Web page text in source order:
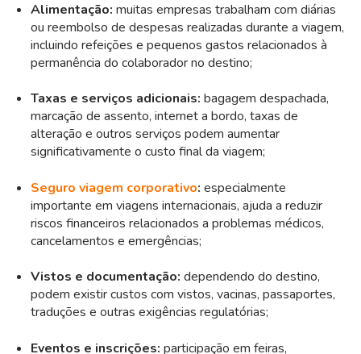
Alimentação: muitas empresas trabalham com diárias
ou reembolso de despesas realizadas durante a viagem,
incluindo refeições e pequenos gastos relacionados à
permanência do colaborador no destino;
Taxas e serviços adicionais: bagagem despachada,
marcação de assento, internet a bordo, taxas de
alteração e outros serviços podem aumentar
significativamente o custo final da viagem;
Seguro viagem corporativo: especialmente
importante em viagens internacionais, ajuda a reduzir
riscos financeiros relacionados a problemas médicos,
cancelamentos e emergências;
Vistos e documentação: dependendo do destino,
podem existir custos com vistos, vacinas, passaportes,
traduções e outras exigências regulatórias;
Eventos e inscrições: participação em feiras,